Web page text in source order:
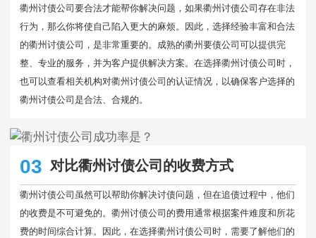
衢州讨债公司要合法才能帮你解决问题，如果衢州讨债公司存在非法
行为，那么你将使自己陷入更大的麻烦。因此，选择经验丰富和合法
的衢州讨债公司，是非常重要的。成熟的衢州要债公司可以提供完
整、专业的服务，并为客户提供解决方案。在选择衢州讨债公司时，
也可以查看相关机构对衢州讨债公司的认证情况，以确保客户选择的
衢州讨债公司是合法、合规的。
03 对比衢州讨债公司的收费方式
衢州讨债公司虽然可以帮助你解决讨债问题，但在追债过程中，他们
的收费是不可避免的。衢州讨债公司的费用通常根据案件难度和所花
费的时间综合计算。因此，在选择衢州讨债公司时，需要了解他们的